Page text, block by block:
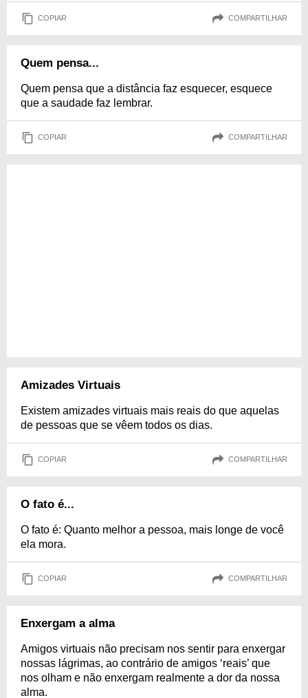
COPIAR COMPARTILHAR
Quem pensa...
Quem pensa que a distância faz esquecer, esquece
que a saudade faz lembrar.
COPIAR COMPARTILHAR
Amizades Virtuais
Existem amizades virtuais mais reais do que aquelas
de pessoas que se vêem todos os dias.
COPIAR COMPARTILHAR
O fato é...
O fato é: Quanto melhor a pessoa, mais longe de você
ela mora.
COPIAR COMPARTILHAR
Enxergam a alma
Amigos virtuais não precisam nos sentir para enxergar
nossas lágrimas, ao contrário de amigos ‘reais’ que
nos olham e não enxergam realmente a dor da nossa
alma.